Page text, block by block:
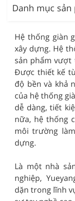
Danh mục sản
Hệ thống giàn
xây dựng. Hệ
sản phẩm
Được thiết kế
độ bền và khả
của hệ thống
dễ dàng, tiết
nữa, hệ thống
môi trường
dựng.
Là một nhà
nghiệp,
dặn trong lĩnh